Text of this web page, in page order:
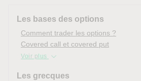
Les bases des options
Comment trader les options ?
Covered call et covered put
Voir plus
Les grecques